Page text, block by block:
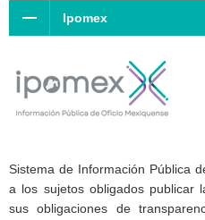
Ipomex
Sistema de Información Pública
a los sujetos obligados publicar
sus obligaciones de